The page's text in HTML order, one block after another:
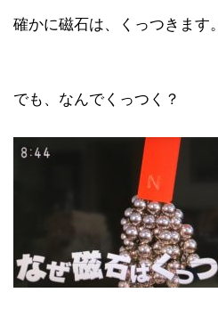
確かに磁石は、くっつきます。
でも、なんでくっつく？